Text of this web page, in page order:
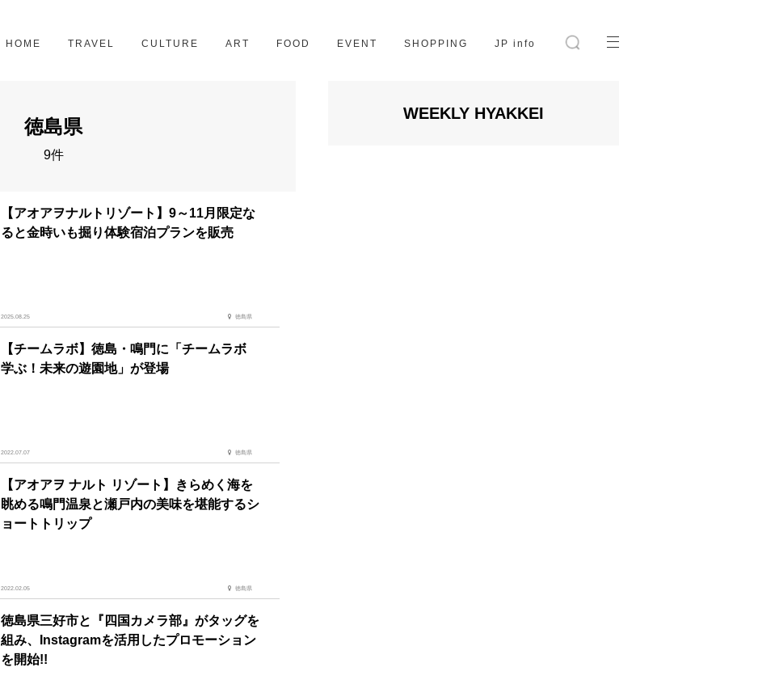
HOME TRAVEL CULTURE ART FOOD EVENT SHOPPING JP info
徳島県
9件
【アオアヲナルトリゾート】9～11月限定な
ると金時いも掘り体験宿泊プランを販売
2025.08.25 徳島県
【チームラボ】徳島・鳴門に「チームラボ
学ぶ！未来の遊園地」が登場
2022.07.07 徳島県
【アオアヲ ナルト リゾート】きらめく海を
眺める鳴門温泉と瀬戸内の美味を堪能するシ
ョートトリップ
2022.02.05 徳島県
徳島県三好市と『四国カメラ部』がタッグを
組み、Instagramを活用したプロモーション
を開始!!
WEEKLY HYAKKEI